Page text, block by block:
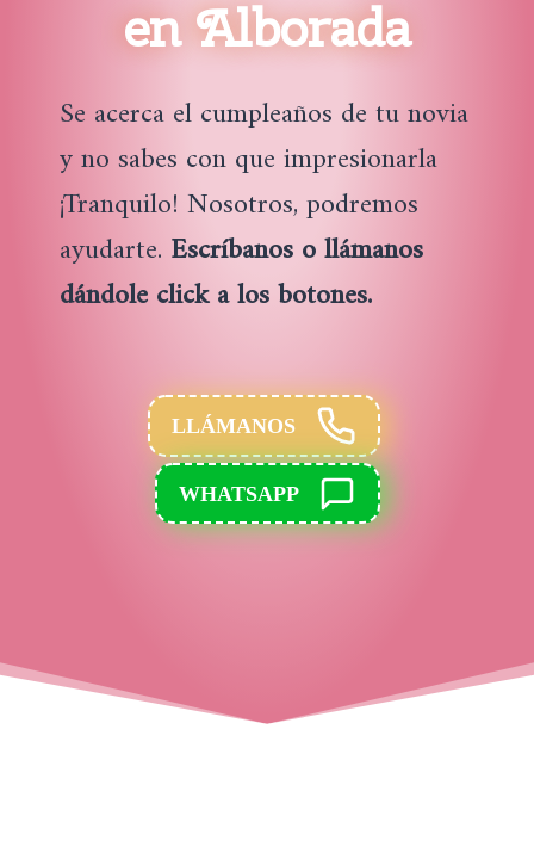
en Alborada
Se acerca el cumpleaños de tu novia
y no sabes con que impresionarla
¡Tranquilo! Nosotros, podremos
ayudarte. Escríbanos o llámanos
dándole click a los botones.
LLÁMANOS
WHATSAPP